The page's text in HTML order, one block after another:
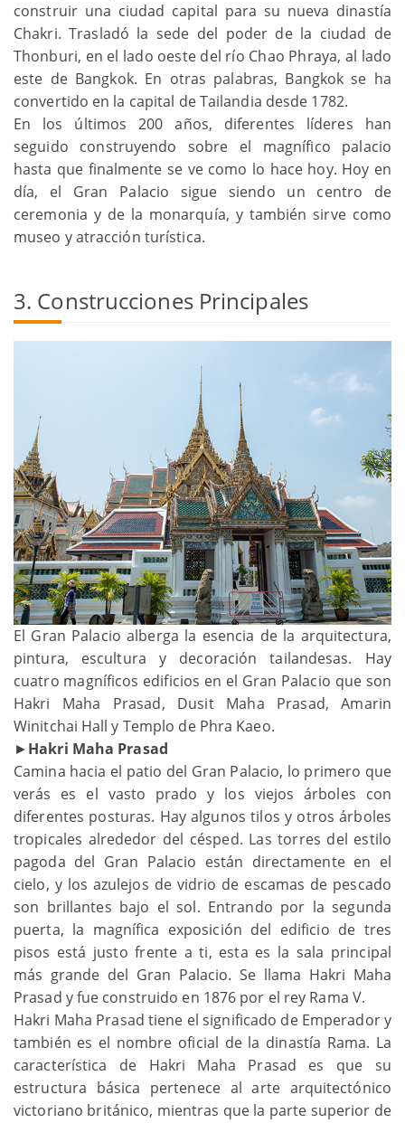
construir una ciudad capital para su nueva dinastía
Chakri. Trasladó la sede del poder de la ciudad de
Thonburi, en el lado oeste del río Chao Phraya, al lado
este de Bangkok. En otras palabras, Bangkok se ha
convertido en la capital de Tailandia desde 1782.
En los últimos 200 años, diferentes líderes han
seguido construyendo sobre el magnífico palacio
hasta que finalmente se ve como lo hace hoy. Hoy en
día, el Gran Palacio sigue siendo un centro de
ceremonia y de la monarquía, y también sirve como
museo y atracción turística.
3. Construcciones Principales
El Gran Palacio alberga la esencia de la arquitectura,
pintura, escultura y decoración tailandesas. Hay
cuatro magníficos edificios en el Gran Palacio que son
Hakri Maha Prasad, Dusit Maha Prasad, Amarin
Winitchai Hall y Templo de Phra Kaeo.
►Hakri Maha Prasad
Camina hacia el patio del Gran Palacio, lo primero que
verás es el vasto prado y los viejos árboles con
diferentes posturas. Hay algunos tilos y otros árboles
tropicales alrededor del césped. Las torres del estilo
pagoda del Gran Palacio están directamente en el
cielo, y los azulejos de vidrio de escamas de pescado
son brillantes bajo el sol. Entrando por la segunda
puerta, la magnífica exposición del edificio de tres
pisos está justo frente a ti, esta es la sala principal
más grande del Gran Palacio. Se llama Hakri Maha
Prasad y fue construido en 1876 por el rey Rama V.
Hakri Maha Prasad tiene el significado de Emperador y
también es el nombre oficial de la dinastía Rama. La
característica de Hakri Maha Prasad es que su
estructura básica pertenece al arte arquitectónico
victoriano británico, mientras que la parte superior de